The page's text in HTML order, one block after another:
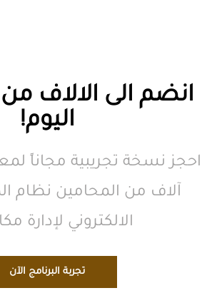
انضم الى الالاف
اليوم!
احجز نسخة تجريبية مجاناً
آلاف من المحامين نظام
الالكتروني لإدارة
تجربة البرنامج الآن